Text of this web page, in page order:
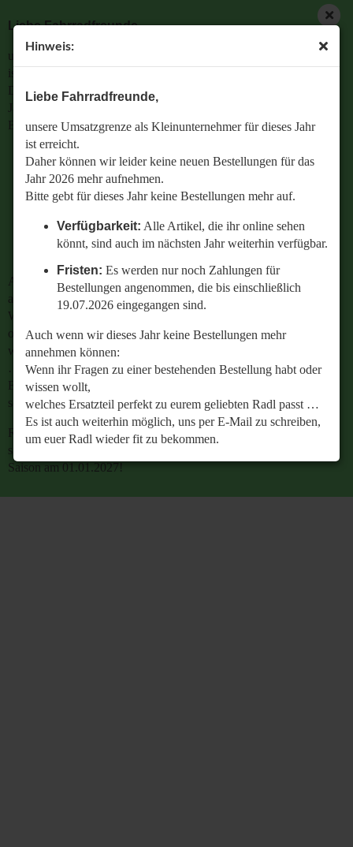
Hinweis:
Liebe Fahrradfreunde,
unsere Umsatzgrenze als Kleinunternehmer für dieses Jahr
ist erreicht.
Daher können wir leider keine neuen Bestellungen für das
Jahr 2026 mehr aufnehmen.
Bitte gebt für dieses Jahr keine Bestellungen mehr auf.
Verfügbarkeit: Alle Artikel, die ihr online sehen
könnt, sind auch im nächsten Jahr weiterhin verfügbar.
Fristen: Es werden nur noch Zahlungen für
Bestellungen angenommen, die bis einschließlich
19.07.2026 eingegangen sind.
Auch wenn wir dieses Jahr keine Bestellungen mehr
annehmen können:
Wenn ihr Fragen zu einer bestehenden Bestellung habt oder
wissen wollt,
welches Ersatzteil perfekt zu eurem geliebten Radl passt …
Es ist auch weiterhin möglich, uns per E-Mail zu schreiben,
um euer Radl wieder fit zu bekommen.
Retrobike wünscht euch eine gesunde Radlzeit und freut
Liebe Fahrradfreunde,
unsere Umsatzgrenze als Kleinunternehmer für dieses Jahr
ist erreicht.
Daher können wir leider keine neuen Bestellungen für das
Jahr 2026 mehr aufnehmen.
Bitte gebt für dieses Jahr keine Bestellungen mehr auf.
Verfügbarkeit: Alle Artikel, die ihr online sehen
könnt, sind auch im nächsten Jahr weiterhin
verfügbar.
Bestellungen angenommen, die bis einschließlich
19.07.2026 eingegangen sind.
Auch wenn wir dieses Jahr keine Bestellungen mehr
annehmen können:
Wenn ihr Fragen zu einer bestehenden Bestellung habt
oder wissen wollt,
welches Ersatzteil perfekt zu eurem geliebten Radl passt
…
Es ist auch weiterhin möglich, uns per E-Mail zu
schreiben, um euer Radl wieder fit zu bekommen.
Retrobike wünscht euch eine gesunde Radlzeit und freut
sich schon jetzt auf den gemeinsamen Start in die neue
Saison am 01.01.2027!